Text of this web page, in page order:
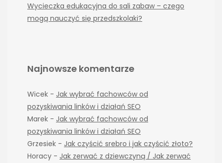
Wycieczka edukacyjna do sali zabaw – czego
mogą nauczyć się przedszkolaki?
Najnowsze komentarze
Wicek - Jak wybrać fachowców od
pozyskiwania linków i działań SEO
Marek - Jak wybrać fachowców od
pozyskiwania linków i działań SEO
Grzesiek - Jak czyścić srebro i jak czyścić złoto?
Horacy - Jak zerwać z dziewczyną / Jak zerwać